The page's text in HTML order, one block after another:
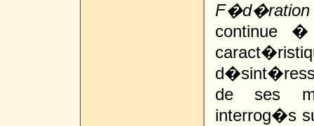
F�d�ration
continue �
de ses
interrog�s